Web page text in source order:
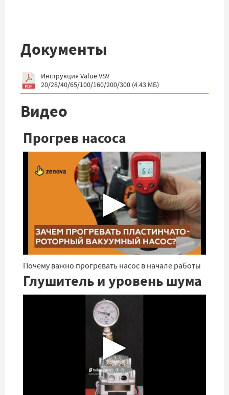
Документы
Инструкция Value VSV
20/28/40/65/100/160/200/300 (4.43 МБ)
Видео
Прогрев насоса
▶
Почему важно прогревать насос в начале работы
Глушитель и уровень шума
▶